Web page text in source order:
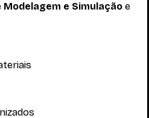
e classificação
Geração de números
Modelagem e Simulação e